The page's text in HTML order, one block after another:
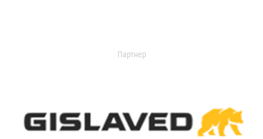
Партнер